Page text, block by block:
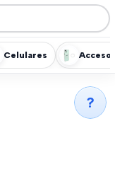
Celulares
?